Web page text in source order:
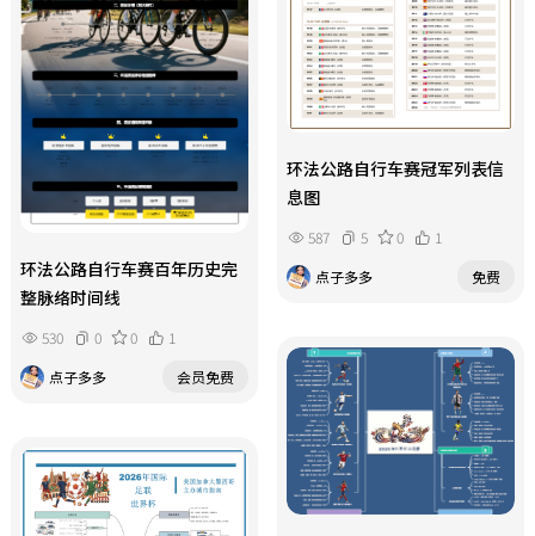
环法公路自行车赛冠军列表信
息图
587 5 0
1
点子多多
免费
环法公路自行车赛百年历史完
整脉络时间线
530 0 0
1
点子多多
会员免费